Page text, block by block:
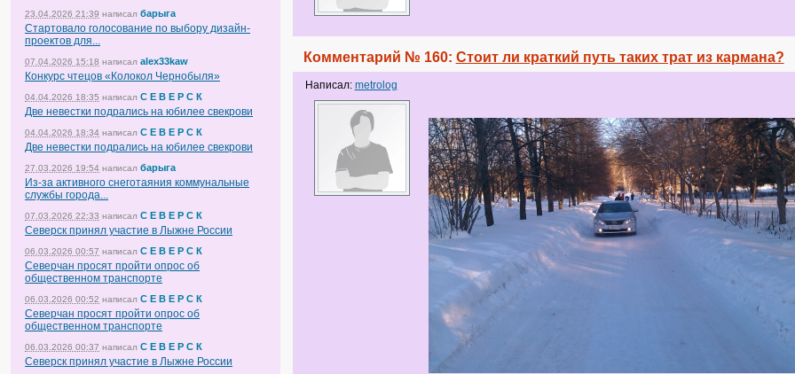
23.04.2026 21:39 написал барыга
Стартовало голосование по выбору дизайн-
проектов для...
07.04.2026 15:18 написал alex33kaw
Конкурс чтецов «Колокол Чернобыля»
04.04.2026 18:35 написал С Е В Е Р С К
Две невестки подрались на юбилее свекрови
04.04.2026 18:34 написал С Е В Е Р С К
Две невестки подрались на юбилее свекрови
27.03.2026 19:54 написал барыга
Из-за активного снеготаяния коммунальные
службы города...
07.03.2026 22:33 написал С Е В Е Р С К
Северск принял участие в Лыжне России
06.03.2026 00:57 написал С Е В Е Р С К
Северчан просят пройти опрос об
общественном транспорте
06.03.2026 00:52 написал С Е В Е Р С К
Северчан просят пройти опрос об
общественном транспорте
06.03.2026 00:37 написал С Е В Е Р С К
Северск принял участие в Лыжне России
Комментарий № 160: Стоит ли краткий путь таких трат из кармана?
Написал: metrolog